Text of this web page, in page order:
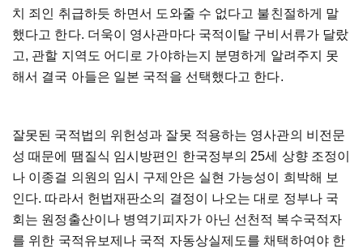
치 죄인 취급하듯 하면서 도와줄 수 없다고 불친절하게 말
했다고 한다. 더욱이 영사관마다 국적이탈 구비서류가 달랐
고, 관할 지역도 어디로 가야하는지 분명하게 알려주지 못
해서 결국 아들은 일본 국적을 선택했다고 한다.
잘못된 국적법의 위헌성과 잘못 적용하는 영사관의 비전문
성 때문에 땜질식 임시방편인 한국정부의 25세 상향 조정이
나 이종걸 의원의 임시 구제안은 실현 가능성이 희박해 보
인다. 따라서 헌법재판소의 결정이 나오는 대로 정부나 국
회는 원정출산이나 병역기피자가 아닌 선천적 복수국적자
를 위한 국적유보제나 국적 자동상실제도를 채택하여야 한